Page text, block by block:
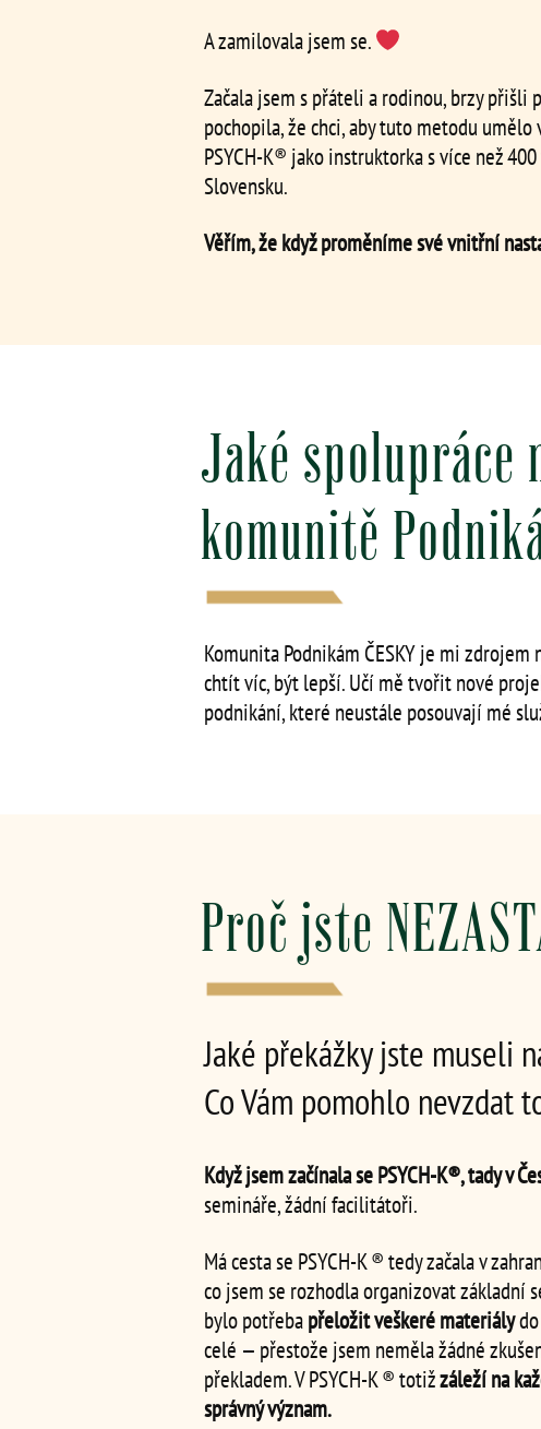
A zamilovala jsem se.
Začala jsem s přáteli a rodinou, brzy
pochopila, že chci, aby tuto metodu
PSYCH‑K® jako instruktorka s více než
Slovensku.
Věřím, že když proměníme své vnitřní
Jaké
komunitě
Komunita Podnikám ČESKY je mi
chtít víc, být lepší. Učí mě tvořit nové
podnikání, které neustále posouvají mé
Proč jste
Jaké překážky jste museli
Co Vám pomohlo nevzdat
Když jsem začínala se PSYCH‑K®, tady v
semináře, žádní facilitátoři.
Má cesta se PSYCH‑K ® tedy začala v
co jsem se rozhodla organizovat základní
bylo potřebapřeložit veškeré materiálydo
celé — přestože jsem neměla žádné
překladem. V PSYCH‑K ® totižzáleží na
správný význam.